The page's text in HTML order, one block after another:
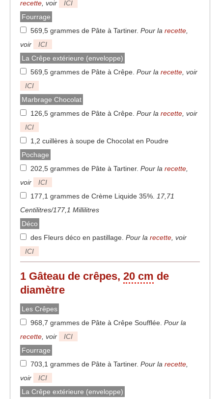
recette, voir
ICI
Fourrage
569,5 grammes de Pâte à Tartiner. Pour la recette,
voir
ICI
La Crêpe extérieure (enveloppe)
569,5 grammes de Pâte à Crêpe. Pour la recette, voir
ICI
Marbrage Chocolat
126,5 grammes de Pâte à Crêpe. Pour la recette, voir
ICI
1,2 cuillères à soupe de Chocolat en Poudre
Pochage
202,5 grammes de Pâte à Tartiner. Pour la recette,
voir
ICI
177,1 grammes de Crème Liquide 35%. 17,71
Centilitres/177,1 Millilitres
Déco
des Fleurs déco en pastillage. Pour la recette, voir
ICI
1 Gâteau de crêpes, 20 cm de
diamètre
Les Crêpes
968,7 grammes de Pâte à Crêpe Soufflée. Pour la
recette, voir
ICI
Fourrage
703,1 grammes de Pâte à Tartiner. Pour la recette,
voir
ICI
La Crêpe extérieure (enveloppe)